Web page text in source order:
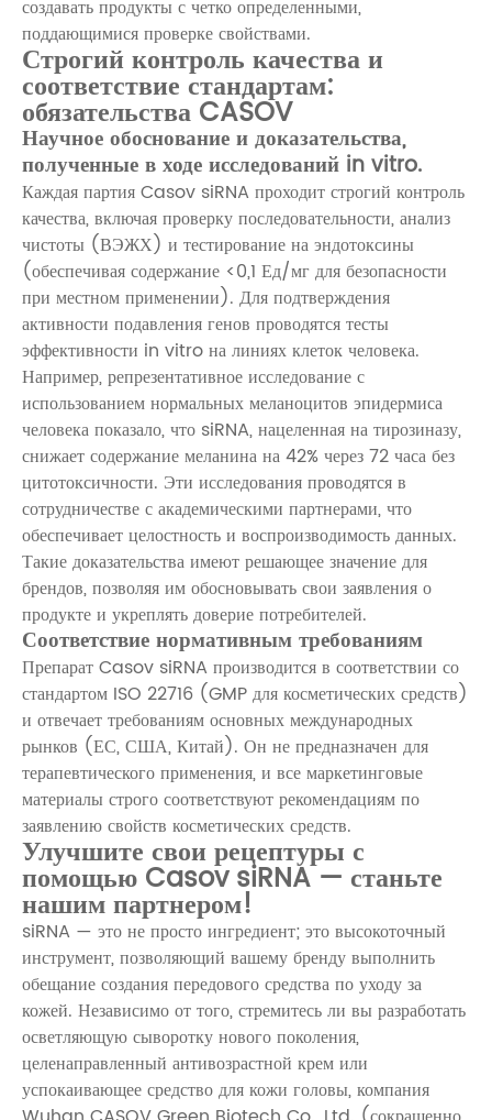
создавать продукты с четко определенными,
поддающимися проверке свойствами.
Строгий контроль качества и
соответствие стандартам:
обязательства CASOV
Научное обоснование и доказательства,
полученные в ходе исследований in vitro.
Каждая партия Casov siRNA проходит строгий контроль
качества, включая проверку последовательности, анализ
чистоты (ВЭЖХ) и тестирование на эндотоксины
(обеспечивая содержание <0,1 Ед/мг для безопасности
при местном применении). Для подтверждения
активности подавления генов проводятся тесты
эффективности in vitro на линиях клеток человека.
Например, репрезентативное исследование с
использованием нормальных меланоцитов эпидермиса
человека показало, что siRNA, нацеленная на тирозиназу,
снижает содержание меланина на 42% через 72 часа без
цитотоксичности. Эти исследования проводятся в
сотрудничестве с академическими партнерами, что
обеспечивает целостность и воспроизводимость данных.
Такие доказательства имеют решающее значение для
брендов, позволяя им обосновывать свои заявления о
продукте и укреплять доверие потребителей.
Соответствие нормативным требованиям
Препарат Casov siRNA производится в соответствии со
стандартом ISO 22716 (GMP для косметических средств)
и отвечает требованиям основных международных
рынков (ЕС, США, Китай). Он не предназначен для
терапевтического применения, и все маркетинговые
материалы строго соответствуют рекомендациям по
заявлению свойств косметических средств.
Улучшите свои рецептуры с
помощью Casov siRNA — станьте
нашим партнером!
siRNA — это не просто ингредиент; это высокоточный
инструмент, позволяющий вашему бренду выполнить
обещание создания передового средства по уходу за
кожей. Независимо от того, стремитесь ли вы разработать
осветляющую сыворотку нового поколения,
целенаправленный антивозрастной крем или
успокаивающее средство для кожи головы, компания